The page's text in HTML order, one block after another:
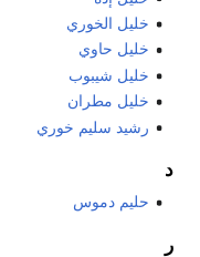
خليل الخوري
خليل حاوي
خليل شيبوب
خليل مطران
رشيد سليم خوري
د
حليم دموس
ر